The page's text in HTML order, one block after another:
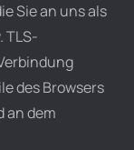
Sie an uns als
TLS-
des Browsers
an dem